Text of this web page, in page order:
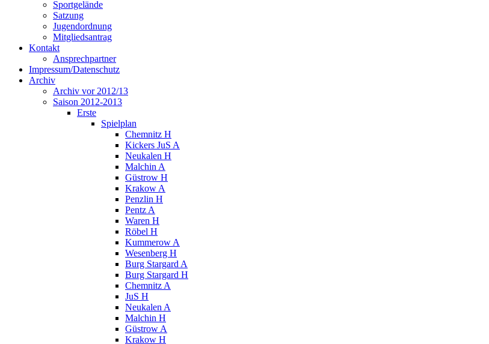
Sportgelände
Satzung
Jugendordnung
Mitgliedsantrag
Kontakt
Ansprechpartner
Impressum/Datenschutz
Archiv
Archiv vor 2012/13
Saison 2012-2013
Erste
Spielplan
Chemnitz H
Kickers JuS A
Neukalen H
Malchin A
Güstrow H
Krakow A
Penzlin H
Pentz A
Waren H
Röbel H
Kummerow A
Wesenberg H
Burg Stargard A
Burg Stargard H
Chemnitz A
JuS H
Neukalen A
Malchin H
Güstrow A
Krakow H